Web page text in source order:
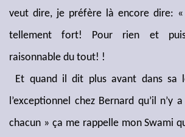
veut dire, je préfère là encore dire: «
tellement fort! Pour rien et
raisonnable du tout! !
Et quand il dit plus avant dans
l’exceptionnel chez Bernard qu’il n’y
chacun » ça me rappelle mon Swami